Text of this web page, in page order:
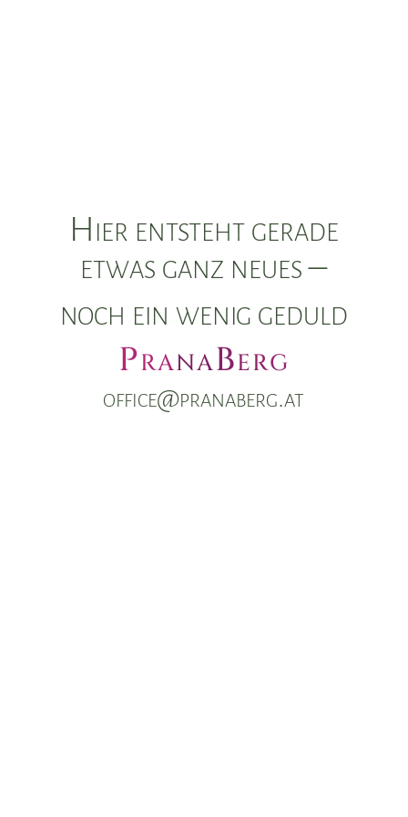
Hier entsteht gerade
etwas ganz neues –
noch ein wenig geduld
PranaBerg
office@pranaberg.at